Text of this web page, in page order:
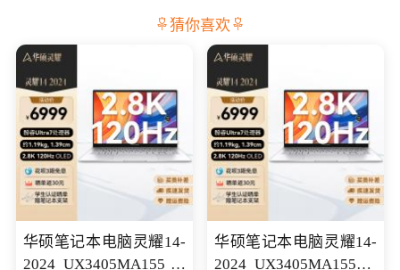
猜你喜欢
华硕笔记本电脑灵耀14-
2024 UX3405MA155冰
华硕笔记本电脑灵耀14-
2024 UX3405MA155夜